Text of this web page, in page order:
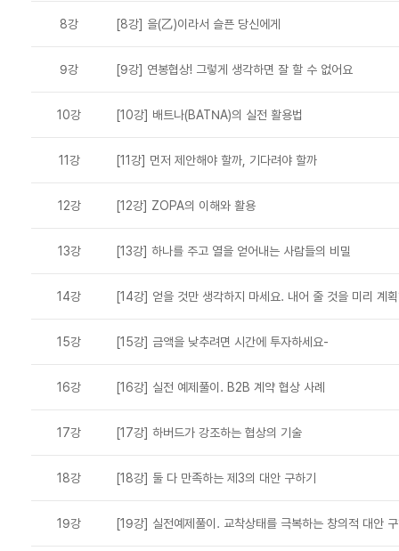
8강 [8강] 을(乙)이라서 슬픈 당신에게
9강 [9강] 연봉협상! 그렇게 생각하면 잘 할 수 없어요
10강 [10강] 배트나(BATNA)의 실전 활용법
11강 [11강] 먼저 제안해야 할까, 기다려야 할까
12강 [12강] ZOPA의 이해와 활용
13강 [13강] 하나를 주고 열을 얻어내는 사람들의 비밀
14강 [14강] 얻을 것만 생각하지 마세요. 내어 줄 것을 미리 계
15강 [15강] 금액을 낮추려면 시간에 투자하세요-
16강 [16강] 실전 예제풀이. B2B 계약 협상 사례
17강 [17강] 하버드가 강조하는 협상의 기술
18강 [18강] 둘 다 만족하는 제3의 대안 구하기
19강 [19강] 실전예제풀이. 교착상태를 극복하는 창의적 대안